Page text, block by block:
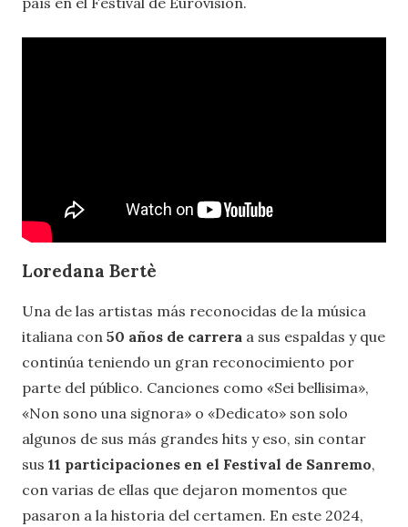
Loredana Bertè
Una de las artistas más reconocidas de la música
italiana con 50 años de carrera a sus espaldas y que
continúa teniendo un gran reconocimiento por
parte del público. Canciones como «Sei bellisima»,
«Non sono una signora» o «Dedicato» son solo
algunos de sus más grandes hits y eso, sin contar
sus 11 participaciones en el Festival de Sanremo,
con varias de ellas que dejaron momentos que
pasaron a la historia del certamen. En este 2024,